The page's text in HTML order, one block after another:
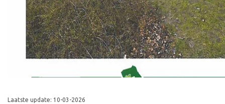
Laatste update: 10-03-2026